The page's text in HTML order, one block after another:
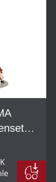
4